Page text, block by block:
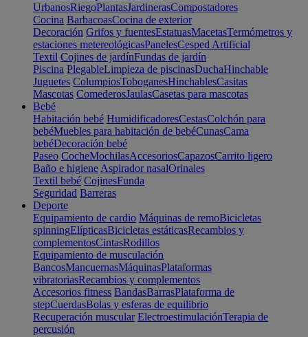
UrbanosRiegoPlantasJardinerasCompostadores
Cocina BarbacoasCocina de exterior
Decoración Grifos y fuentesEstatuasMacetasTermómetros y
estaciones metereológicasPanelesCesped Artificial
Textil Cojines de jardínFundas de jardín
Piscina PlegableLimpieza de piscinasDuchaHinchable
Juguetes ColumpiosToboganesHinchablesCasitas
Mascotas ComederosJaulasCasetas para mascotas
Bebé
Habitación bebé HumidificadoresCestasColchón para
bebéMuebles para habitación de bebéCunasCama
bebéDecoración bebé
Paseo CocheMochilasAccesoriosCapazosCarrito ligero
Baño e higiene Aspirador nasalOrinales
Textil bebé CojinesFunda
Seguridad Barreras
Deporte
Equipamiento de cardio Máquinas de remoBicicletas
spinningElípticasBicicletas estáticasRecambios y
complementosCintasRodillos
Equipamiento de musculación
BancosMancuernasMáquinasPlataformas
vibratoriasRecambios y complementos
Accesorios fitness BandasBarrasPlataforma de
stepCuerdasBolas y esferas de equilibrio
Recuperación muscular ElectroestimulaciónTerapia de
percusión